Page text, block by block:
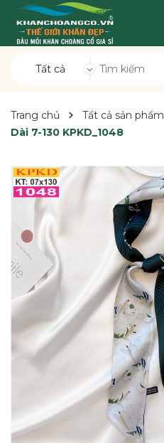
Tất cả
Trang chủ Tất cả sản phẩm
Dài 7-130 KPKD_1048